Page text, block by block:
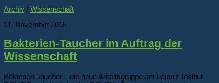
Archiv / Wissenschaft
11. November 2015
Bakterien-Taucher im Auftrag der
Wissenschaft
Bakterien-Taucher – die neue Arbeitsgruppe am Leibniz-Institut